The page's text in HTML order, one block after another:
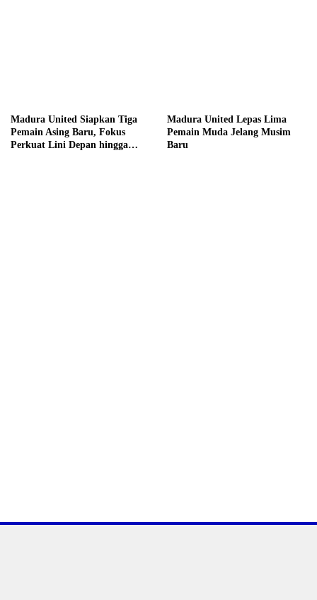
Madura United Siapkan Tiga
Pemain Asing Baru, Fokus
Perkuat Lini Depan hingga
Madura United Lepas Lima
Pemain Muda Jelang Musim
Baru